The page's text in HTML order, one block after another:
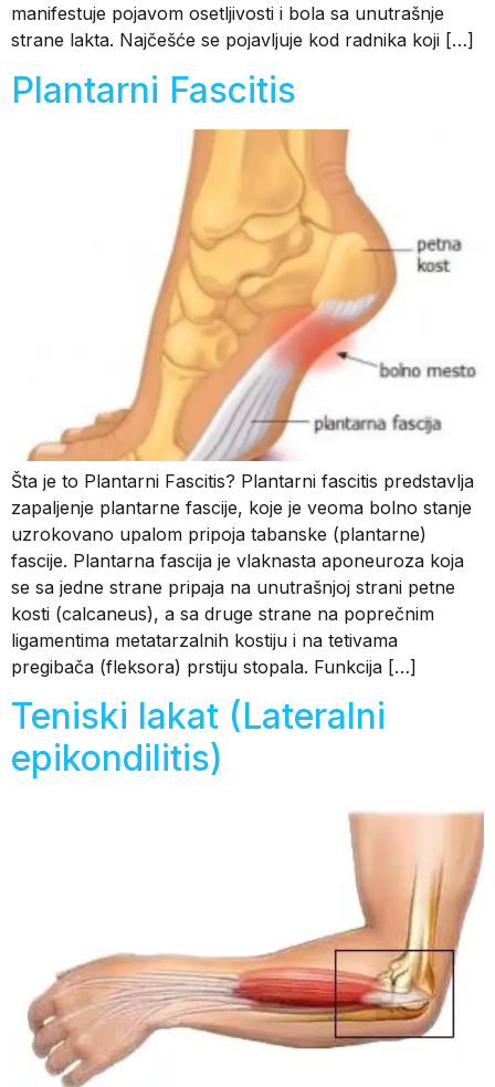
manifestuje pojavom osetljivosti i bola sa unutrašnje
strane lakta. Najčešće se pojavljuje kod radnika koji […]
Plantarni Fascitis
Šta je to Plantarni Fascitis? Plantarni fascitis predstavlja
zapaljenje plantarne fascije, koje je veoma bolno stanje
uzrokovano upalom pripoja tabanske (plantarne)
fascije. Plantarna fascija je vlaknasta aponeuroza koja
se sa jedne strane pripaja na unutrašnjoj strani petne
kosti (calcaneus), a sa druge strane na poprečnim
ligamentima metatarzalnih kostiju i na tetivama
pregibača (fleksora) prstiju stopala. Funkcija […]
Teniski lakat (Lateralni
epikondilitis)